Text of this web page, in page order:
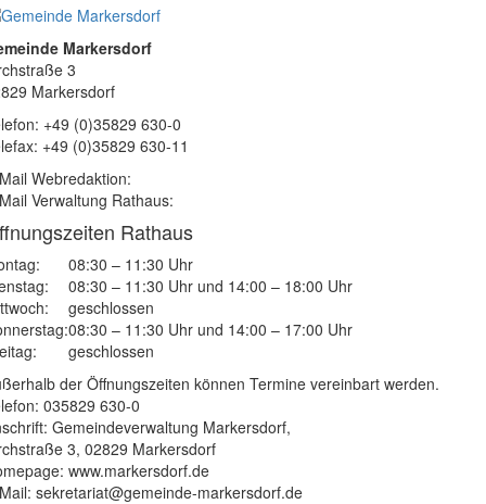
Markersdorf
3
Markersdorf
+49 (0)35829 630-0
+49 (0)35829 630-11
Webredaktion:
Verwaltung Rathaus:
Rathaus
08:30 – 11:30 Uhr
08:30 – 11:30 Uhr und 14:00 – 18:00 Uhr
geschlossen
08:30 – 11:30 Uhr und 14:00 – 17:00 Uhr
geschlossen
der Öffnungszeiten können Termine vereinbart werden.
035829 630-0
Gemeindeverwaltung Markersdorf,
3, 02829 Markersdorf
www.markersdorf.de
sekretariat@gemeinde-markersdorf.de